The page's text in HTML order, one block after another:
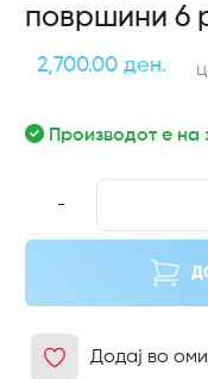
површини 6
2,700.00 ден.
Производот е на
-
Додај во